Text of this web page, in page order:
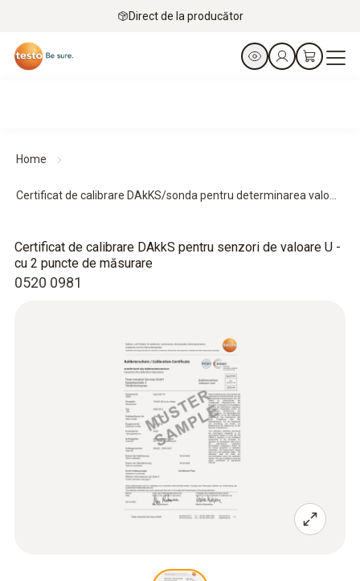
Direct de la producător
Home
Certificat de calibrare DAkKS/sonda pentru determinarea valo...
0520 0981
Certificat de calibrare DAkkS pentru senzori de valoare U -
cu 2 puncte de măsurare